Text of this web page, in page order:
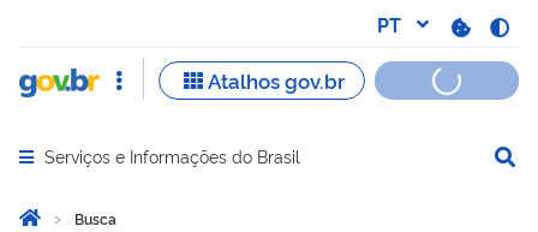
Abrir menu principal de navegação
Serviços e Informações do Brasil
Você está aqui:
Página Inicial
Busca